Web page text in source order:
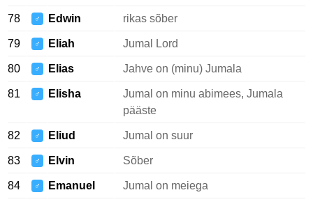
78 ♂ Edwin rikas sõber
79 ♂ Eliah Jumal Lord
80 ♂ Elias Jahve on (minu) Jumala
81 ♂ Elisha
Jumal on minu abimees, Jumala
pääste
82 ♂ Eliud Jumal on suur
83 ♂ Elvin Sõber
84 ♂ Emanuel Jumal on meiega